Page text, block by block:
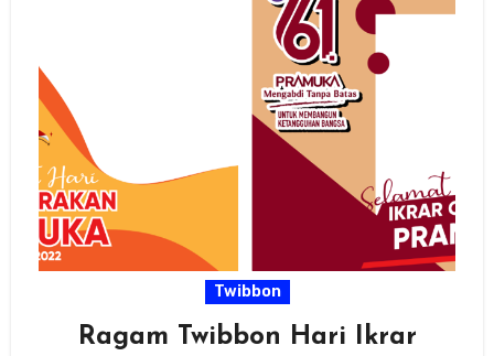
Twibbon
Ragam Twibbon Hari Ikrar